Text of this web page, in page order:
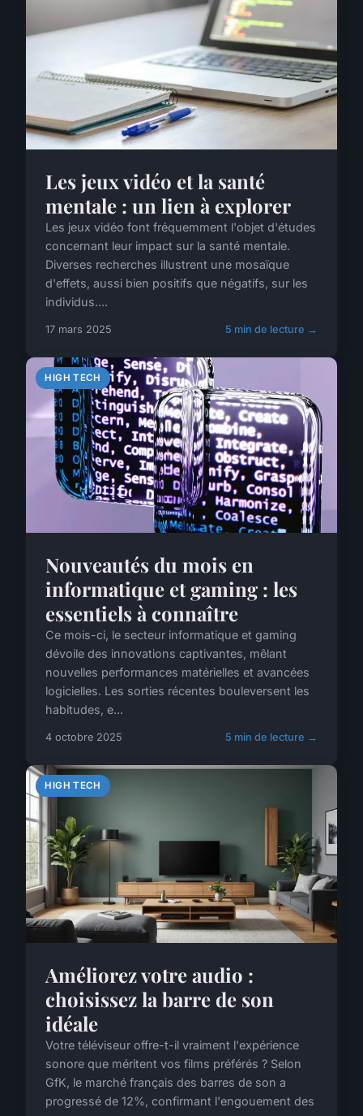
Les jeux vidéo et la santé
mentale : un lien à explorer
Les jeux vidéo font fréquemment l'objet d'études
concernant leur impact sur la santé mentale.
Diverses recherches illustrent une mosaïque
d'effets, aussi bien positifs que négatifs, sur les
individus....
17 mars 2025 5 min de lecture →
HIGH TECH
Nouveautés du mois en
informatique et gaming : les
essentiels à connaître
Ce mois-ci, le secteur informatique et gaming
dévoile des innovations captivantes, mêlant
nouvelles performances matérielles et avancées
logicielles. Les sorties récentes bouleversent les
habitudes, e...
4 octobre 2025 5 min de lecture →
HIGH TECH
Améliorez votre audio :
choisissez la barre de son
idéale
Votre téléviseur offre-t-il vraiment l'expérience
sonore que méritent vos films préférés ? Selon
GfK, le marché français des barres de son a
progressé de 12%, confirmant l'engouement des